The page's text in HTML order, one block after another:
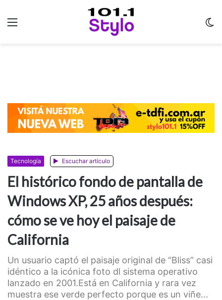
Tecnología Escuchar artículo
El histórico fondo de pantalla de
Windows XP, 25 años después:
cómo se ve hoy el paisaje de
California
Un usuario captó el paisaje original de “Bliss” casi
idéntico a la icónica foto dl sistema operativo
lanzado en 2001.Está en California y rara vez
muestra ese verde perfecto porque es un viñe...